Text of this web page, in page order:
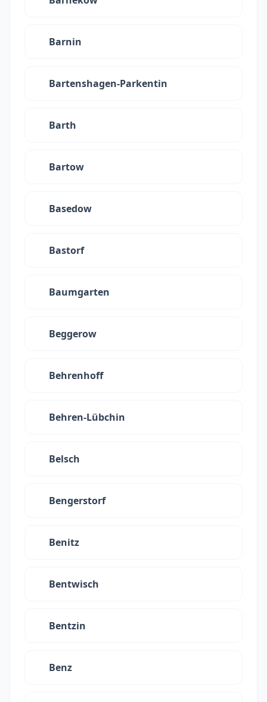
Barnin
Bartenshagen-Parkentin
Barth
Bartow
Basedow
Bastorf
Baumgarten
Beggerow
Behrenhoff
Behren-Lübchin
Belsch
Bengerstorf
Benitz
Bentwisch
Bentzin
Benz